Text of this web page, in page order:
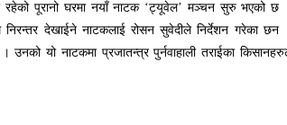
रहेको पूरानो घरमा नयाँ नाटक ‘ट्यूवेल’ मञ्चन सुरु भएको छ
देखाईने नाटकलाई रोसन सुवेदीले निर्देशन गरेका छन
उनको यो नाटकमा प्रजातन्त्र पुर्नवाहाली तराईका